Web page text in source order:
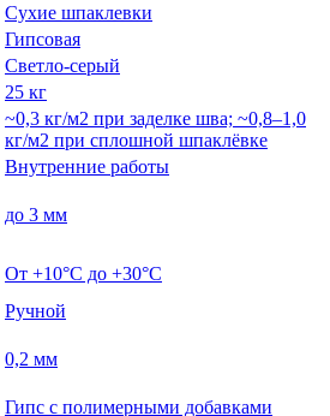
Сухие шпаклевки
Гипсовая
Светло-серый
25 кг
~0,3 кг/м2 при заделке шва; ~0,8–1,0
кг/м2 при сплошной шпаклёвке
Внутренние работы
до 3 мм
От +10°C до +30°C
Ручной
0,2 мм
Гипс с полимерными добавками